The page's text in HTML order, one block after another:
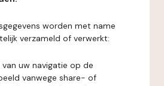
worden met name
verzameld of verwerkt:
uw navigatie op de
vanwege share- of